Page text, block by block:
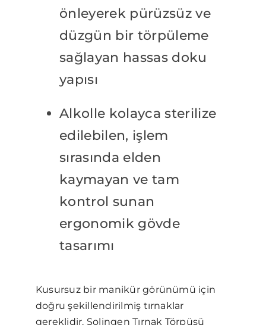
önleyerek pürüzsüz ve
düzgün bir törpüleme
sağlayan hassas doku
yapısı
Alkolle kolayca sterilize
edilebilen, işlem
sırasında elden
kaymayan ve tam
kontrol sunan
ergonomik gövde
tasarımı
Kusursuz bir manikür görünümü için
doğru şekillendirilmiş tırnaklar
gereklidir. Solingen Tırnak Törpüsü